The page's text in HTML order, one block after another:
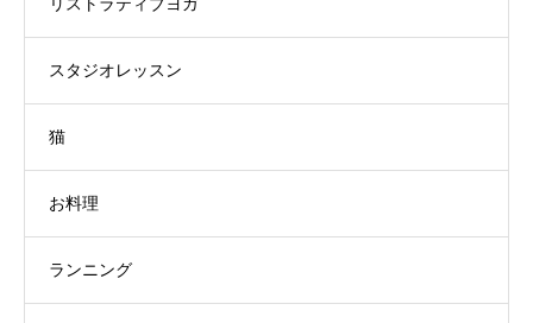
スタジオレッスン
猫
お料理
ランニング